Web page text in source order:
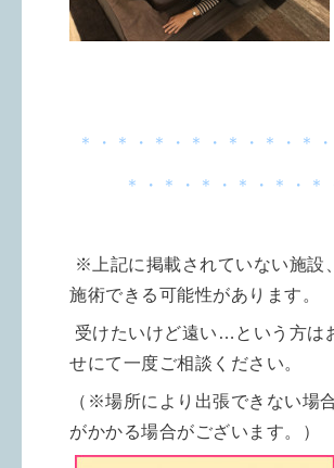
＊・＊・＊・＊・＊・＊・＊
＊・＊・＊・＊・＊・＊
※上記に掲載されていない施設
施術できる可能性があります。
受けたいけど遠い…という方は
せにて一度ご相談ください。
（※場所により出張できない場
がかかる場合がございます。）